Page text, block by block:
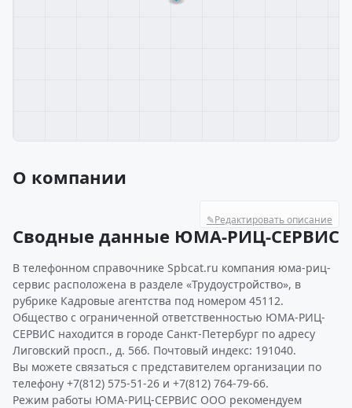
О компании
✎Редактировать описание
Сводные данные ЮМА-РИЦ-СЕРВИС
В телефонном справочнике Spbcat.ru компания юма-риц-
сервис расположена в разделе «Трудоустройство», в
рубрике Кадровые агентства под номером 45112.
Общество с ограниченной ответственностью ЮМА-РИЦ-
СЕРВИС находится в городе Санкт-Петербург по адресу
Лиговский просп., д. 56б. Почтовый индекс: 191040.
Вы можете связаться с представителем организации по
телефону +7(812) 575-51-26 и +7(812) 764-79-66.
Режим работы ЮМА-РИЦ-СЕРВИС ООО рекомендуем